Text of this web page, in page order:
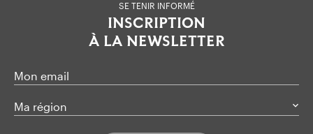
SE TENIR INFORMÉ
INSCRIPTION
À LA NEWSLETTER
Mon email
Ma région